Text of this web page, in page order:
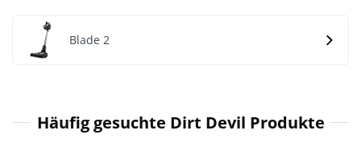
Blade 2
Häufig gesuchte Dirt Devil Produkte